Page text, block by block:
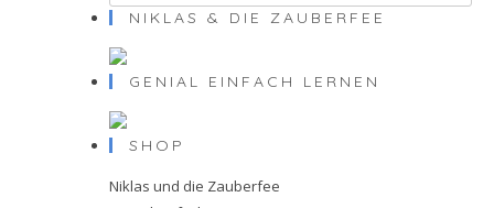
NIKLAS & DIE ZAUBERFEE
GENIAL EINFACH LERNEN
SHOP
Niklas und die Zauberfee